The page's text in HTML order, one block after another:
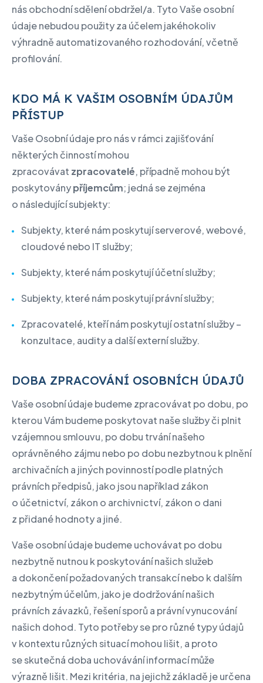
nás obchodní sdělení obdržel/a. Tyto Vaše osobní
údaje nebudou použity za účelem jakéhokoliv
výhradně automatizovaného rozhodování, včetně
profilování.
KDO MÁ K VAŠIM OSOBNÍM ÚDAJŮM
PŘÍSTUP
Vaše Osobní údaje pro nás v rámci zajišťování
některých činností mohou
zpracovávat zpracovatelé, případně mohou být
poskytoványpříjemcům; jedná se zejména
o následující subjekty:
Subjekty, které nám poskytují serverové, webové,
cloudové nebo IT služby;
Subjekty, které nám poskytují účetní služby;
Subjekty, které nám poskytují právní služby;
Zpracovatelé, kteří nám poskytují ostatní služby –
konzultace, audity a další externí služby.
DOBA ZPRACOVÁNÍ OSOBNÍCH ÚDAJŮ
Vaše osobní údaje budeme zpracovávat po dobu, po
kterou Vám budeme poskytovat naše služby či plnit
vzájemnou smlouvu, po dobu trvání našeho
oprávněného zájmu nebo po dobu nezbytnou k plnění
archivačních a jiných povinností podle platných
právních předpisů, jako jsou například zákon
o účetnictví, zákon o archivnictví, zákon o dani
z přidané hodnoty a jiné.
Vaše osobní údaje budeme uchovávat po dobu
nezbytně nutnou k poskytování našich služeb
a dokončení požadovaných transakcí nebo k dalším
nezbytným účelům, jako je dodržování našich
právních závazků, řešení sporů a právní vynucování
našich dohod. Tyto potřeby se pro různé typy údajů
v kontextu různých situací mohou lišit, a proto
se skutečná doba uchovávání informací může
výrazně lišit. Mezi kritéria, na jejichž základě je určena